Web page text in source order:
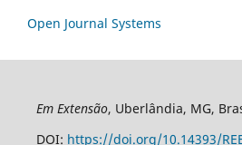
Open Journal Systems
Em Extensão, Uberlândia, MG,
DOI: https://doi.org/10.14393/